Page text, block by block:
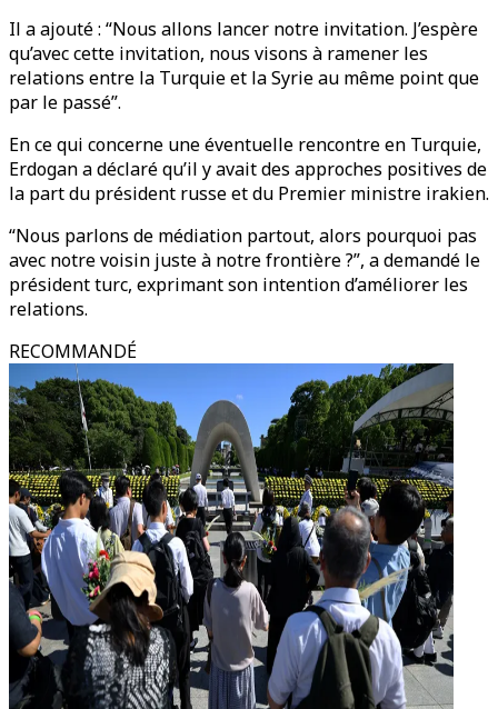
Il a ajouté : “Nous allons lancer notre invitation. J’espère
qu’avec cette invitation, nous visons à ramener les
relations entre la Turquie et la Syrie au même point que
par le passé”.
En ce qui concerne une éventuelle rencontre en Turquie,
Erdogan a déclaré qu’il y avait des approches positives de
la part du président russe et du Premier ministre irakien.
“Nous parlons de médiation partout, alors pourquoi pas
avec notre voisin juste à notre frontière ?”, a demandé le
président turc, exprimant son intention d’améliorer les
relations.
RECOMMANDÉ